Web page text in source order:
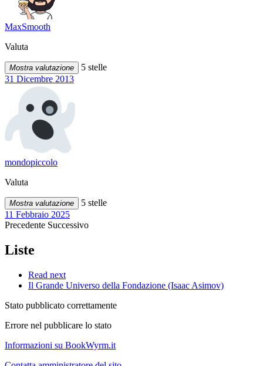
MaxSmooth
Valuta
Mostra valutazione
5 stelle
31 Dicembre 2013
mondopiccolo
Valuta
Mostra valutazione
5 stelle
11 Febbraio 2025
Precedente Successivo
Liste
Read next
Il Grande Universo della Fondazione (Isaac Asimov)
Stato pubblicato correttamente
Errore nel pubblicare lo stato
Informazioni su BookWyrm.it